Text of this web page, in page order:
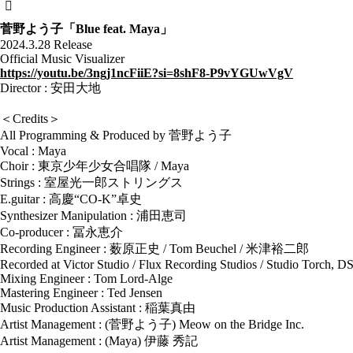
菅野よう子「Blue feat. Maya」
2024.3.28 Release
Official Music Visualizer
https://youtu.be/3ngj1ncFiiE?si=8shF8-P9vYGUwVgV
Director : 安田大地
＜Credits＞
All Programming & Produced by 菅野よう子
Vocal : Maya
Choir : 東京少年少女合唱隊 / Maya
Strings : 室屋光一郎ストリングス
E.guitar : 高慶“CO-K”卓史
Synthesizer Manipulation : 浦田恵司
Co-producer : 冨永恵介
Recording Engineer : 薮原正史 / Tom Beuchel / 米津裕二郎
Recorded at Victor Studio / Flux Recording Studios / Studio Torch,
Mixing Engineer : Tom Lord-Alge
Mastering Engineer : Ted Jensen
Music Production Assistant : 稲葉真由
Artist Management : (菅野よう子) Meow on the Bridge Inc.
Artist Management : (Maya) 伊藤 秀記